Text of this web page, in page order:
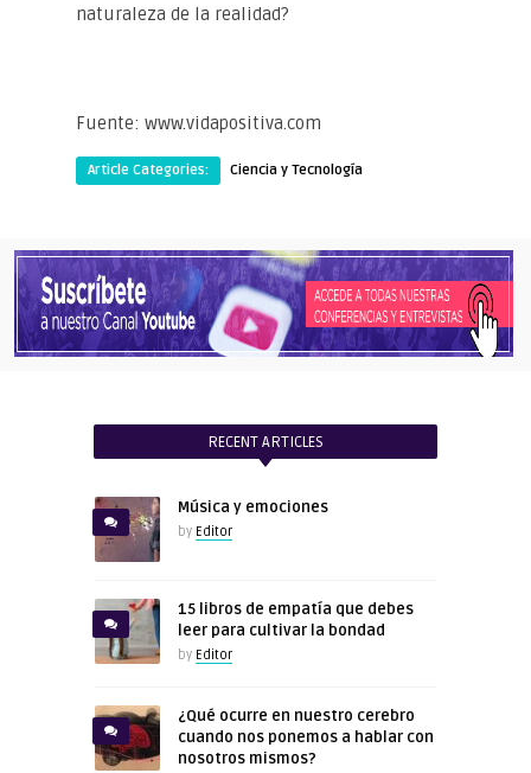
naturaleza de la realidad?
Fuente: www.vidapositiva.com
Article Categories: Ciencia y Tecnología
RECENT ARTICLES
Música y emociones
by Editor
15 libros de empatía que debes
leer para cultivar la bondad
by Editor
¿Qué ocurre en nuestro cerebro
cuando nos ponemos a hablar con
nosotros mismos?